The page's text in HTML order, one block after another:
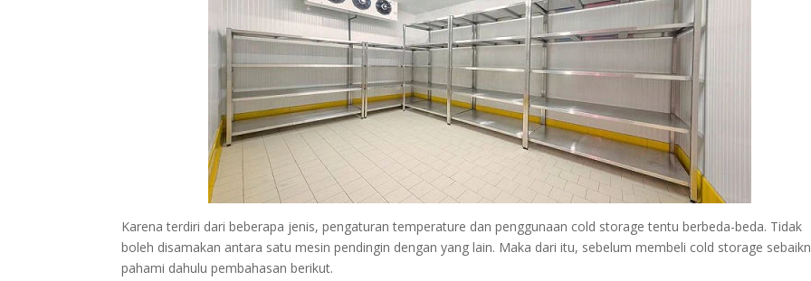
Karena terdiri dari beberapa jenis, pengaturan temperature dan penggunaan cold storage tentu berbeda-beda. Tidak
boleh disamakan antara satu mesin pendingin dengan yang lain. Maka dari itu, sebelum membeli cold storage
pahami dahulu pembahasan berikut.